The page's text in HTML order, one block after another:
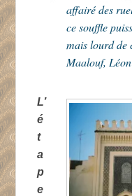
affairé des
ce souffle
mais lourd de
Maalouf,
L’
é
t
a
p
e